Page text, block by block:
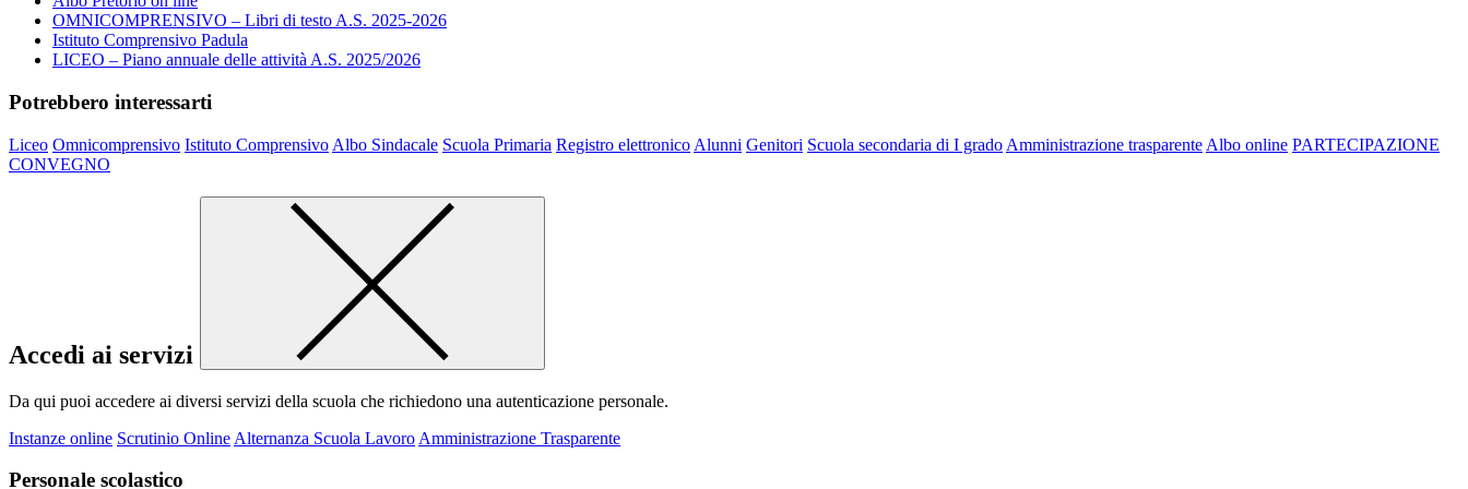
OMNICOMPRENSIVO – Libri di testo A.S. 2025-2026
Istituto Comprensivo Padula
LICEO – Piano annuale delle attività A.S. 2025/2026
Potrebbero interessarti
Liceo Omnicomprensivo Istituto Comprensivo Albo Sindacale Scuola Primaria Registro elettronico Alunni Genitori Scuola secondaria di I grado Amministrazione trasparente Albo online PARTECIPAZIONE
CONVEGNO
Accedi ai servizi
Da qui puoi accedere ai diversi servizi della scuola che richiedono una autenticazione personale.
Instanze online Scrutinio Online Alternanza Scuola Lavoro Amministrazione Trasparente
Personale scolastico